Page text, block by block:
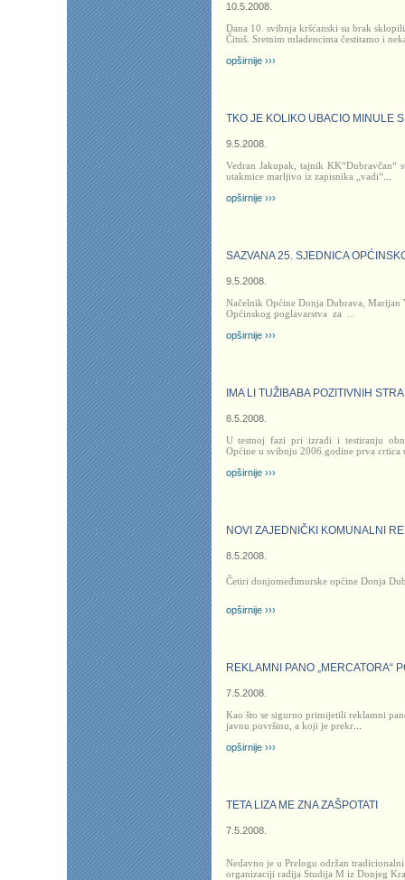
10.5.2008.
Dana 10. svibnja kršćanski su brak
Čituš. Sretnim mladencima čestitamo i
opširnije ›››
TKO JE KOLIKO UBACIO MINULE
9.5.2008.
Vedran Jakupak, tajnik KK“Dubravčan“
utakmice marljivo iz zapisnika „vadi“...
opširnije ›››
SAZVANA 25. SJEDNICA
9.5.2008.
Načelnik Općine Donja Dubrava, Marijan
Općinskog poglavarstva za
opširnije ›››
IMA LI TUŽIBABA POZITIVNIH
8.5.2008.
U testnoj fazi pri izradi i testiranju
Općine u svibnju 2006.godine prva crtica
opširnije ›››
NOVI ZAJEDNIČKI KOMUNALNI
8.5.2008.
Četiri donjomeđimurske općine Donja
opširnije ›››
REKLAMNI PANO „MERCATORA“
7.5.2008.
Kao što se sigurno primijetili reklamni
javnu površinu, a koji je prekr...
opširnije ›››
TETA LIZA ME ZNA ZAŠPOTATI
7.5.2008.
Nedavno je u Prelogu održan
organizaciji radija Studija M iz Donjeg